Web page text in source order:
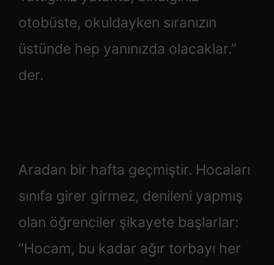
otobüste, okuldayken sıranızın
üstünde hep yanınızda olacaklar.”
der.
Aradan bir hafta geçmiştir. Hocaları
sınıfa girer girmez, denileni yapmış
olan öğrenciler şikayete başlarlar:
“Hocam, bu kadar ağır torbayı her